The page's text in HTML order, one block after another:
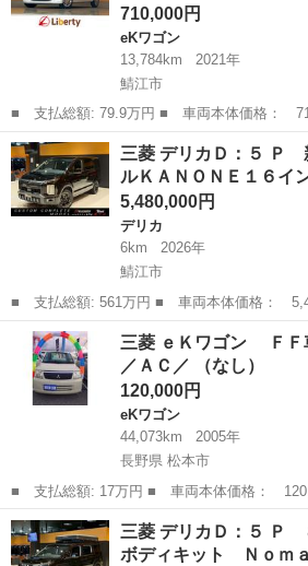
710,000円
eKワゴン
13,784km
2021年
鯖江市
■ 支払総額: 79.9万円 ■ 車両本体価格： 710,000 円 ■ メーカー
名： 三菱 ■ 車種名： ｅＫワゴン ■ グ
ランスソナー レーンアシスト オートライ
プ 電動格納...
福井 鯖江市 eKワゴン
三菱 デリカＤ：５ Ｐ
ルＫＡＮＯＮＥ１６
5,480,000円
デリカ
6km
2026年
鯖江市
■ 支払総額: 561万円 ■ 車両本体価格： 5,480,000 円 ■ メーカー
名： 三菱 ■ 車種名： デリカＤ：５ ■
コンプリートモデルＫＡＮＯＮＥ１６イン
２５／７０...
福井 鯖江市 デリカ
三菱 ｅＫワゴン ＦＦ
／ＡＣ／ （なし）
120,000円
eKワゴン
44,073km
2005年
長野県 松本市
■ 支払総額: 17万円 ■ 車両本体価格： 120,000 円 ■ メーカー
名： 三菱 ■ 車種名： ｅＫワゴン ■ グ
ＡＴ／ＰＳ／ＰＷ／ＡＣ／ ■ 排気量：
■ ...
長野 松本市 eKワゴン
三菱 デリカＤ：５ Ｐ
ボディキット Ｎｏｍ